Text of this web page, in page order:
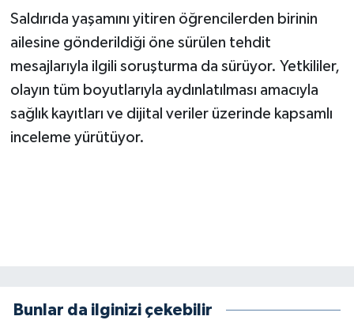
Saldırıda yaşamını yitiren öğrencilerden birinin
ailesine gönderildiği öne sürülen tehdit
mesajlarıyla ilgili soruşturma da sürüyor. Yetkililer,
olayın tüm boyutlarıyla aydınlatılması amacıyla
sağlık kayıtları ve dijital veriler üzerinde kapsamlı
inceleme yürütüyor.
Bunlar da ilginizi çekebilir